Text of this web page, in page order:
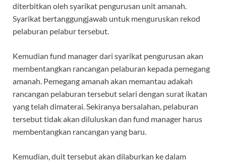
diterbitkan oleh syarikat pengurusan unit amanah.
Syarikat bertanggungjawab untuk menguruskan rekod
pelaburan pelabur tersebut.
Kemudian fund manager dari syarikat pengurusan akan
membentangkan rancangan pelaburan kepada pemegang
amanah. Pemegang amanah akan memantau adakah
rancangan pelaburan tersebut selari dengan surat ikatan
yang telah dimaterai. Sekiranya bersalahan, pelaburan
tersebut tidak akan diluluskan dan fund manager harus
membentangkan rancangan yang baru.
Kemudian, duit tersebut akan dilaburkan ke dalam